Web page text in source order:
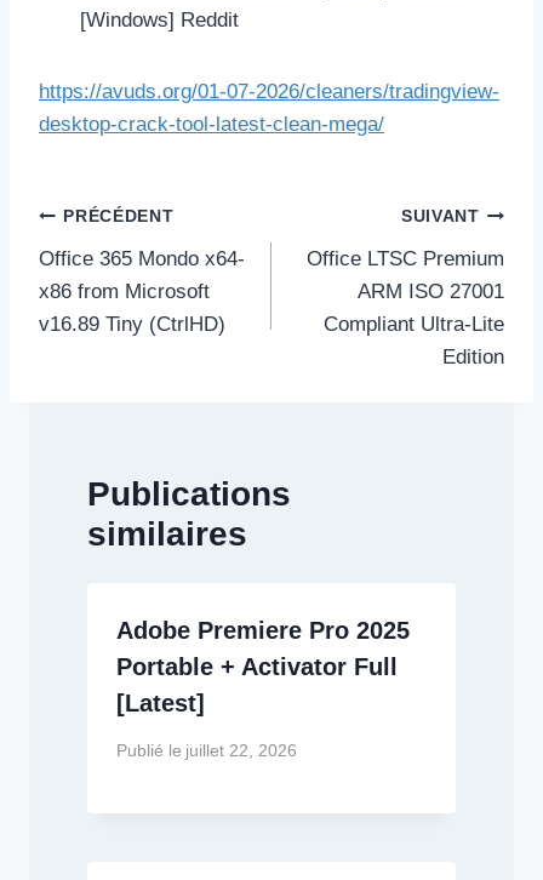
[Windows] Reddit
https://avuds.org/01-07-2026/cleaners/tradingview-
desktop-crack-tool-latest-clean-mega/
Navigation
de
l’article
PRÉCÉDENT
Office 365 Mondo x64-
x86 from Microsoft
v16.89 Tiny (CtrlHD)
SUIVANT
Office LTSC Premium
ARM ISO 27001
Compliant Ultra-Lite
Edition
Publications
similaires
Adobe Premiere Pro 2025
Portable + Activator Full
[Latest]
Publié le juillet 22, 2026